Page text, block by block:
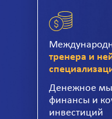
тренера и
Денежное
финансы и
инвестиций